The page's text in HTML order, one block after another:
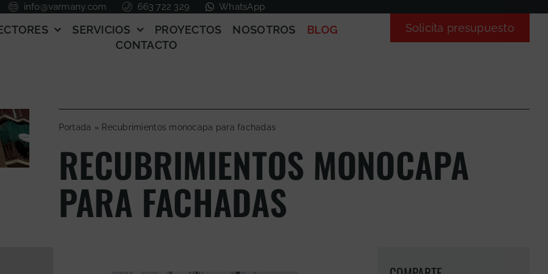
info@varmany.com 663 722 329 WhatsApp
SERVICIOS PROYECTOS NOSOTROS
BLOG
CONTACTO
Solicita presupuesto
Portada » Recubrimientos monocapa para fachadas
RECUBRIMIENTOS MONOCAPA
PARA FACHADAS